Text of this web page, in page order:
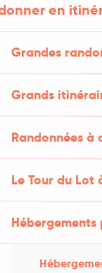
en
Grandes
Grands
Randonnées
Le Tour du Lot
46700